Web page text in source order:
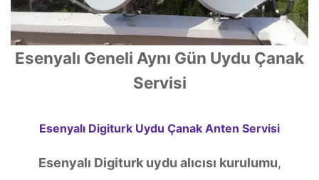
Esenyalı Geneli Aynı Gün Uydu Çanak
Servisi
Esenyalı Digiturk Uydu Çanak Anten Servisi
Esenyalı Digiturk uydu alıcısı kurulumu,